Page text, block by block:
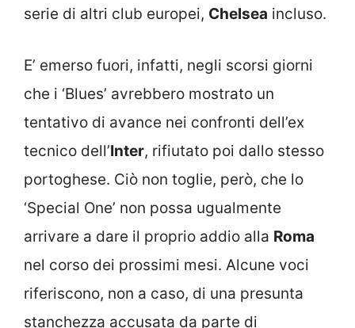
serie di altri club europei, Chelsea incluso.
E’ emerso fuori, infatti, negli scorsi giorni
che i ‘Blues’ avrebbero mostrato un
tentativo di avance nei confronti dell’ex
tecnico dell’Inter, rifiutato poi dallo stesso
portoghese. Ciò non toglie, però, che lo
‘Special One’ non possa ugualmente
arrivare a dare il proprio addio alla Roma
nel corso dei prossimi mesi. Alcune voci
riferiscono, non a caso, di una presunta
stanchezza accusata da parte di